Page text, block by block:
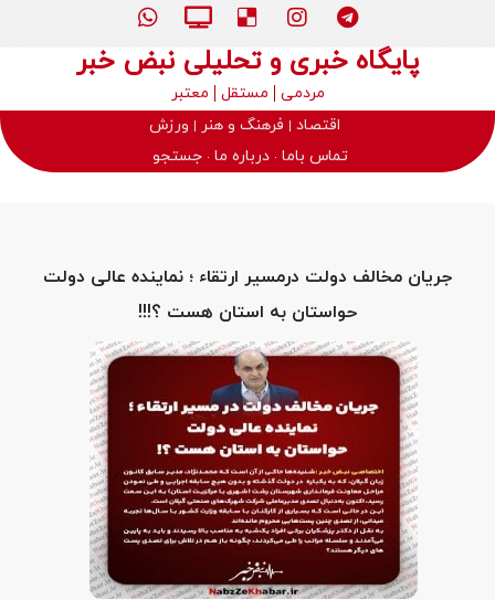
پایگاه خبری و تحلیلی نبض خبر
مردمی مستقل
معتبر
اقتصاد
فرهنگ و هنر
ورزش
تماس باما درباره ما جستجو
جریان مخالف دولت درمسیر ارتقاء ؛ نماینده عالی دولت
حواستان به استان هست ؟!!!